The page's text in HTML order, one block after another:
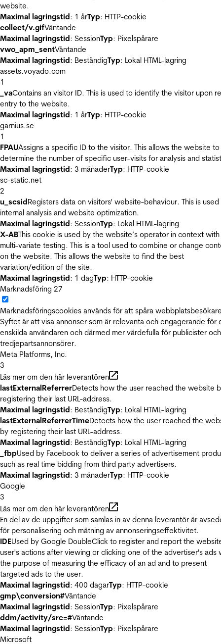
website.
Maximal lagringstid: 1 årTyp: HTTP-cookie
collect/v.gifVäntande
Maximal lagringstid: SessionTyp: Pixelspårare
vwo_apm_sentVäntande
Maximal lagringstid: BeständigTyp: Lokal HTML-lagring
assets.voyado.com
1
_vaContains an visitor ID. This is used to identify the visitor upon
entry to the website.
Maximal lagringstid: 1 årTyp: HTTP-cookie
garnius.se
1
FPAUAssigns a specific ID to the visitor. This allows the website to
determine the number of specific user-visits for analysis and
Maximal lagringstid: 3 månaderTyp: HTTP-cookie
sc-static.net
2
u_scsidRegisters data on visitors' website-behaviour. This is
internal analysis and website optimization.
Maximal lagringstid: SessionTyp: Lokal HTML-lagring
X-ABThis cookie is used by the website’s operator in context with
multi-variate testing. This is a tool used to combine or change
on the website. This allows the website to find the best
variation/edition of the site.
Maximal lagringstid: 1 dagTyp: HTTP-cookie
Marknadsföring 27
Marknadsföringscookies används för att spåra
Syftet är att visa annonser som är relevanta och engagerande för
enskilda användaren och därmed mer värdefulla för publicister och
tredjepartsannonsörer.
Meta Platforms, Inc.
3
Läs mer om den här leverantören
lastExternalReferrerDetects how the user reached the website
registering their last URL-address.
Maximal lagringstid: BeständigTyp: Lokal HTML-lagring
lastExternalReferrerTimeDetects how the user reached the
by registering their last URL-address.
Maximal lagringstid: BeständigTyp: Lokal HTML-lagring
_fbpUsed by Facebook to deliver a series of advertisement
such as real time bidding from third party advertisers.
Maximal lagringstid: 3 månaderTyp: HTTP-cookie
Google
3
Läs mer om den här leverantören
En del av de uppgifter som samlas in av denna leverantör är
för personalisering och mätning av annonseringseffektivitet.
IDEUsed by Google DoubleClick to register and report the
user's actions after viewing or clicking one of the advertiser's ads
the purpose of measuring the efficacy of an ad and to present
targeted ads to the user.
Maximal lagringstid: 400 dagarTyp: HTTP-cookie
gmp\conversion#Väntande
Maximal lagringstid: SessionTyp: Pixelspårare
ddm/activity/src=#Väntande
Maximal lagringstid: SessionTyp: Pixelspårare
Microsoft